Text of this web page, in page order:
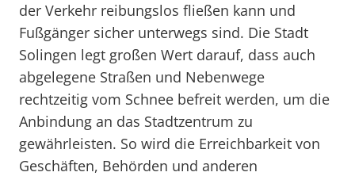
der Verkehr reibungslos fließen kann und
Fußgänger sicher unterwegs sind. Die Stadt
Solingen legt großen Wert darauf, dass auch
abgelegene Straßen und Nebenwege
rechtzeitig vom Schnee befreit werden, um die
Anbindung an das Stadtzentrum zu
gewährleisten. So wird die Erreichbarkeit von
Geschäften, Behörden und anderen